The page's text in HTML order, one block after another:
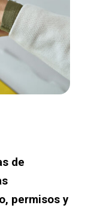
de
permisos y